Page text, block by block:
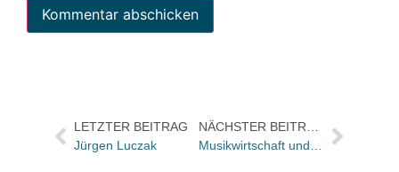
LETZTER BEITRAG
Jürgen Luczak